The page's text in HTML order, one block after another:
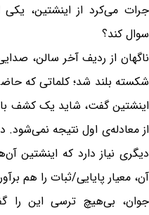
جرات می‌کرد از اینشتین، یکی
سوال کند؟
ناگهان از ردیف آخر سالن،
شکسته بلند شد؛ کلماتی که
اینشتین گفت، شاید یک کشف
از معادله‌ی اول نتیجه
دیگری نیاز دارد که اینشتین
آن، معیار پایایی/ثبات را هم
جوان، بی‌هیچ ترسی این را